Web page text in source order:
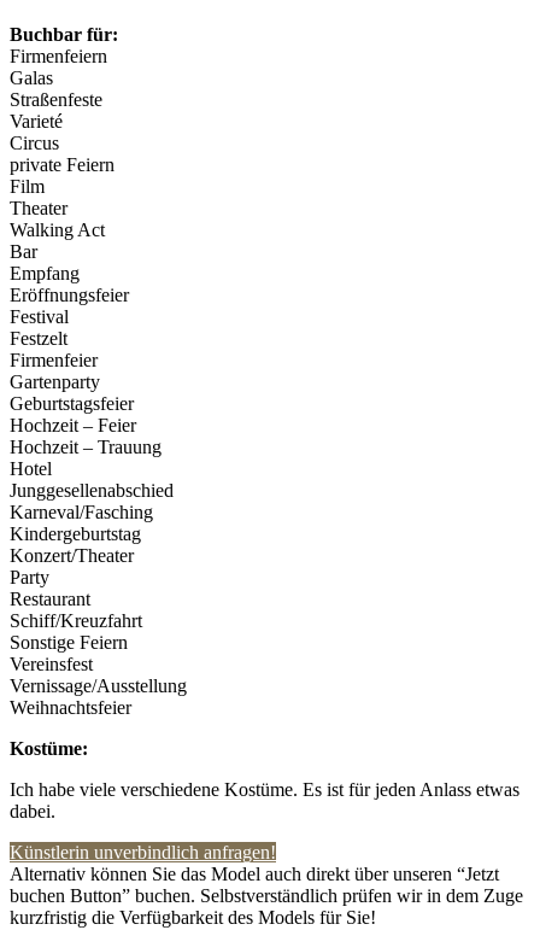
Buchbar für:
Firmenfeiern
Galas
Straßenfeste
Varieté
Circus
private Feiern
Film
Theater
Walking Act
Bar
Empfang
Eröffnungsfeier
Festival
Festzelt
Firmenfeier
Gartenparty
Geburtstagsfeier
Hochzeit – Feier
Hochzeit – Trauung
Hotel
Junggesellenabschied
Karneval/Fasching
Kindergeburtstag
Konzert/Theater
Party
Restaurant
Schiff/Kreuzfahrt
Sonstige Feiern
Vereinsfest
Vernissage/Ausstellung
Weihnachtsfeier
Kostüme:
Ich habe viele verschiedene Kostüme. Es ist für jeden Anlass etwas
dabei.
Künstlerin unverbindlich anfragen!
Alternativ können Sie das Model auch direkt über unseren “Jetzt
buchen Button” buchen. Selbstverständlich prüfen wir in dem Zuge
kurzfristig die Verfügbarkeit des Models für Sie!